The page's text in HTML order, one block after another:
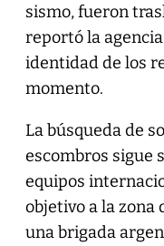
sismo, fueron
reportó la
identidad de los
momento.
La búsqueda de
escombros sigue
equipos
objetivo a la zona
una brigada